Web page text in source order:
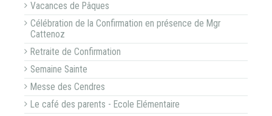
Vacances de Pâques
Célébration de la Confirmation en présence de Mgr
Cattenoz
Retraite de Confirmation
Semaine Sainte
Messe des Cendres
Le café des parents - Ecole Elémentaire